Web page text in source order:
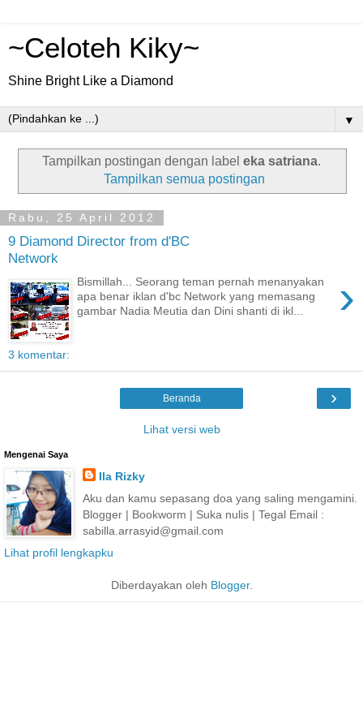
~Celoteh Kiky~
Shine Bright Like a Diamond
▼
Tampilkan postingan dengan label eka satriana.
Tampilkan semua postingan
Rabu, 25 April 2012
9 Diamond Director from d'BC
Network
›
Bismillah... Seorang teman pernah menanyakan
apa benar iklan d'bc Network yang memasang
gambar Nadia Meutia dan Dini shanti di ikl...
3 komentar:
›
Beranda
Lihat versi web
Mengenai Saya
Ila Rizky
Aku dan kamu sepasang doa yang saling mengamini.
Blogger | Bookworm | Suka nulis | Tegal Email :
sabilla.arrasyid@gmail.com
Lihat profil lengkapku
Diberdayakan oleh Blogger.